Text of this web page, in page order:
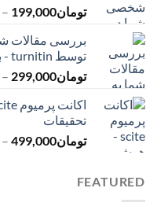
تومان199,000
–
توسط turnitin - بررسی میزان هوش مصنوعی مقاله
تومان299,000
–
تحقیقات
تومان499,000
–
FEATURED